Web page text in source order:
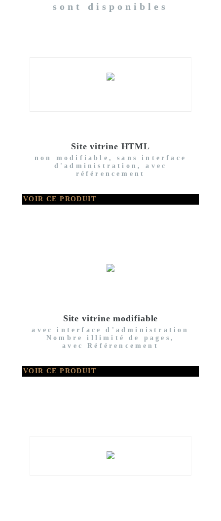
sont disponibles
Site vitrine HTML
non modifiable, sans interface
d'administration, avec
référencement
VOIR CE PRODUIT
Site vitrine modifiable
avec interface d'administration
Nombre illimité de pages,
avec Référencement
VOIR CE PRODUIT